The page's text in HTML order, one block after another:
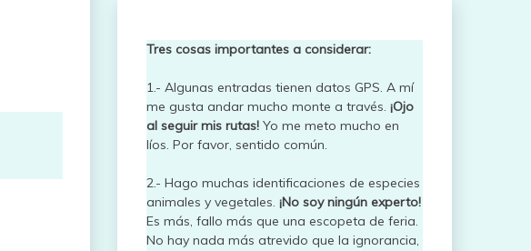
Tres cosas importantes a considerar:
1.- Algunas entradas tienen datos GPS. A mí
me gusta andar mucho monte a través. ¡Ojo
al seguir mis rutas!Yo me meto mucho en
líos. Por favor, sentido común.
2.- Hago muchas identificaciones de especies
animales y vegetales. ¡No soy ningún experto!
Es más, fallo más que una escopeta de feria.
No hay nada más atrevido que la ignorancia,